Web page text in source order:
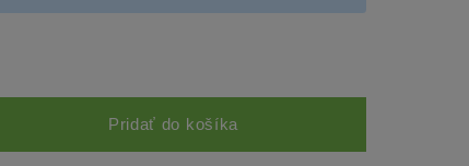
Pridať do košíka